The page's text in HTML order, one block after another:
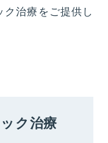
治療をご提供し
ク治療